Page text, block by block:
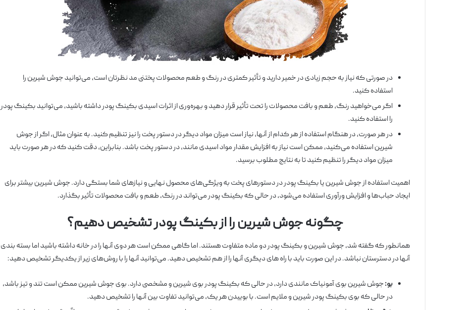
در صورتی که نیاز به حجم زیادی در خمیر دارید و تأثیر کمتری در رنگ و طعم محصولات پختنی مد نظرتان است، می‌توانید جوش شیرین را
استفاده کنید.
اگر می‌خواهید رنگ، طعم و بافت محصولات را تحت تأثیر قرار دهید و بهره‌وری از اثرات اسیدی بکینگ پودر داشته باشید، می‌توانید بکینگ پودر
را استفاده کنید.
در هر صورت، در هنگام استفاده از هر کدام از آنها، نیاز است میزان مواد دیگر در دستور پخت را نیز تنظیم کنید. به عنوان مثال، اگر از جوش
شیرین استفاده می‌کنید، ممکن است نیاز به افزایش مقدار مواد اسیدی مانند، در دستور پخت باشد. بنابراین، دقت کنید که در هر صورت باید
میزان مواد دیگر را تنظیم کنید تا به نتایج مطلوب برسید.
اهمیت استفاده از جوش شیرین یا بکینگ پودر در دستورهای پخت به ویژگی‌های محصول نهایی و نیازهای شما بستگی دارد. جوش شیرین بیشتر برای
ایجاد حباب‌ها و افزایش ورآوری استفاده می‌شود، در حالی که بکینگ پودر می‌تواند در رنگ، طعم و بافت محصولات تأثیر بگذارد.
چگونه جوش شیرین را از بکینگ پودر تشخیص دهیم؟
همانطور که گفته شد، جوش شیرین و بکینگ پودر دو ماده متفاوت هستند. اما گاهی ممکن است هر دوی آنها را در خانه داشته باشید اما بسته بندی
آنها در دسترستان نباشد. در این صورت باید با راه های دیگری آنها را از هم تشخیص دهید. می‌توانید آنها را با روش‌های زیر از یکدیگر تشخیص دهید:
بو:جوش شیرین بوی آمونیاک مانندی دارد، در حالی که بکینگ پودر بوی شیرین و مشخصی دارد. بوی جوش شیرین ممکن است تند و تیز باشد،
در حالی که بوی بکینگ پودر شیرین و ملایم است. با بوییدن هر یک، می‌توانید تفاوت بین آنها را تشخیص دهید.